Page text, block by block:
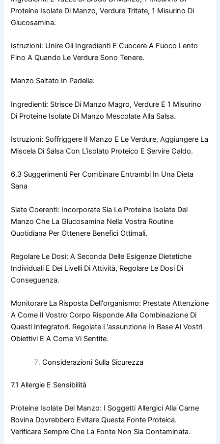
Proteine Isolate Di Manzo, Verdure Tritate, 1 Misurino Di
Glucosamina.
Istruzioni: Unire Gli Ingredienti E Cuocere A Fuoco Lento
Fino A Quando Le Verdure Sono Tenere.
Manzo Saltato In Padella:
Ingredienti: Strisce Di Manzo Magro, Verdure E 1 Misurino
Di Proteine Isolate Di Manzo Mescolate Alla Salsa.
Istruzioni: Soffriggere Il Manzo E Le Verdure, Aggiungere La
Miscela Di Salsa Con L'isolato Proteico E Servire Caldo.
6.3 Suggerimenti Per Combinare Entrambi In Una Dieta
Sana
Siate Coerenti: Incorporate Sia Le Proteine Isolate Del
Manzo Che La Glucosamina Nella Vostra Routine
Quotidiana Per Ottenere Benefici Ottimali.
Regolare Le Dosi: A Seconda Delle Esigenze Dietetiche
Individuali E Dei Livelli Di Attività, Regolare Le Dosi Di
Conseguenza.
Monitorare La Risposta Dell'organismo: Prestate Attenzione
A Come Il Vostro Corpo Risponde Alla Combinazione Di
Questi Integratori. Regolate L'assunzione In Base Ai Vostri
Obiettivi E A Come Vi Sentite.
Considerazioni Sulla Sicurezza
7.1 Allergie E Sensibilità
Proteine Isolate Del Manzo: I Soggetti Allergici Alla Carne
Bovina Dovrebbero Evitare Questa Fonte Proteica.
Verificare Sempre Che La Fonte Non Sia Contaminata.